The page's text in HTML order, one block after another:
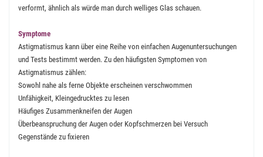
verformt, ähnlich als würde man durch welliges Glas schauen.
Symptome
Astigmatismus kann über eine Reihe von einfachen Augenuntersuchungen
und Tests bestimmt werden. Zu den häufigsten Symptomen von
Astigmatismus zählen:
Sowohl nahe als ferne Objekte erscheinen verschwommen
Unfähigkeit, Kleingedrucktes zu lesen
Häufiges Zusammenkneifen der Augen
Überbeanspruchung der Augen oder Kopfschmerzen bei Versuch
Gegenstände zu fixieren